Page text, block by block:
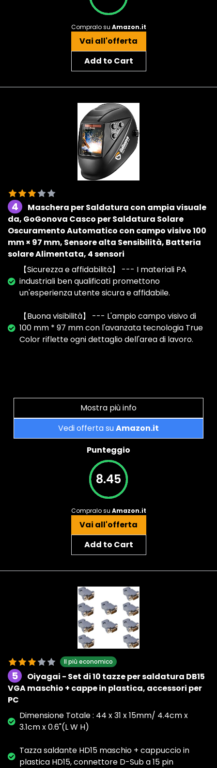
Compralo su Amazon.it
Vai all'offerta
Add to Cart
4
Maschera per Saldatura con ampia visuale
da, GoGonova Casco per Saldatura Solare
Oscuramento Automatico con campo visivo 100
mm × 97 mm, Sensore alta Sensibilità, Batteria
solare Alimentata, 4 sensori
【Sicurezza e affidabilità】 --- I materiali PA
industriali ben qualificati promettono
un'esperienza utente sicura e affidabile.
【Buona visibilità】 --- L'ampio campo visivo di
100 mm * 97 mm con l'avanzata tecnologia True
Color riflette ogni dettaglio dell'area di lavoro.
Mostra più info
Vedi offerta suAmazon.it
Punteggio
8.45
Compralo su Amazon.it
Vai all'offerta
Add to Cart
Il più economico
5
Oiyagai - Set di 10 tazze per saldatura DB15
VGA maschio + cappe in plastica, accessori per
PC
Dimensione Totale : 44 x 31 x 15mm/ 4.4cm x
3.1cm x 0.6"(L W H)
Tazza saldante HD15 maschio + cappuccio in
plastica HD15, connettore D-Sub a 15 pin